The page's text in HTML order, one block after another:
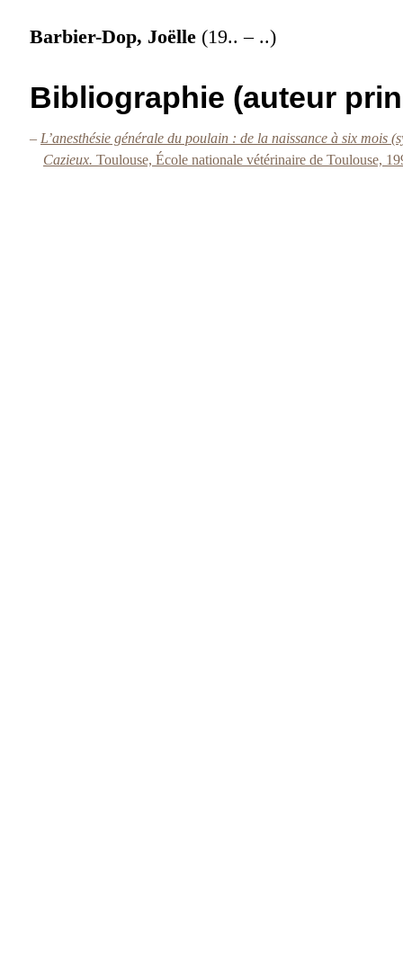
Barbier-Dop, Joëlle (19.. – ..)
Bibliographie (auteur
– L’anesthésie générale du poulain : de la naissance à six
Cazieux. Toulouse, École nationale vétérinaire de Toulouse,